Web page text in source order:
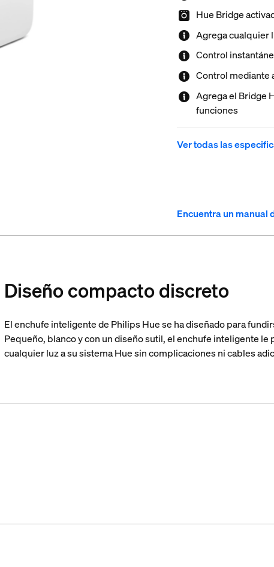
Hue Bridge
Agrega cualquier
Control
Control mediante
Agrega el Bridge
funciones
Ver todas las
Encuentra un manual
Diseño compacto discreto
El enchufe inteligente de Philips Hue se ha diseñado para
Pequeño, blanco y con un diseño sutil, el enchufe inteligente
cualquier luz a su sistema Hue sin complicaciones ni cables